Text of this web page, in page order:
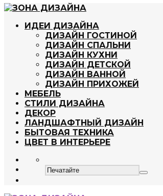
ИДЕИ ДИЗАЙНА
ДИЗАЙН ГОСТИНОЙ
ДИЗАЙН СПАЛЬНИ
ДИЗАЙН КУХНИ
ДИЗАЙН ДЕТСКОЙ
ДИЗАЙН ВАННОЙ
ДИЗАЙН ПРИХОЖЕЙ
МЕБЕЛЬ
СТИЛИ ДИЗАЙНА
ДЕКОР
ЛАНДШАФТНЫЙ ДИЗАЙН
БЫТОВАЯ ТЕХНИКА
ЦВЕТ В ИНТЕРЬЕРЕ